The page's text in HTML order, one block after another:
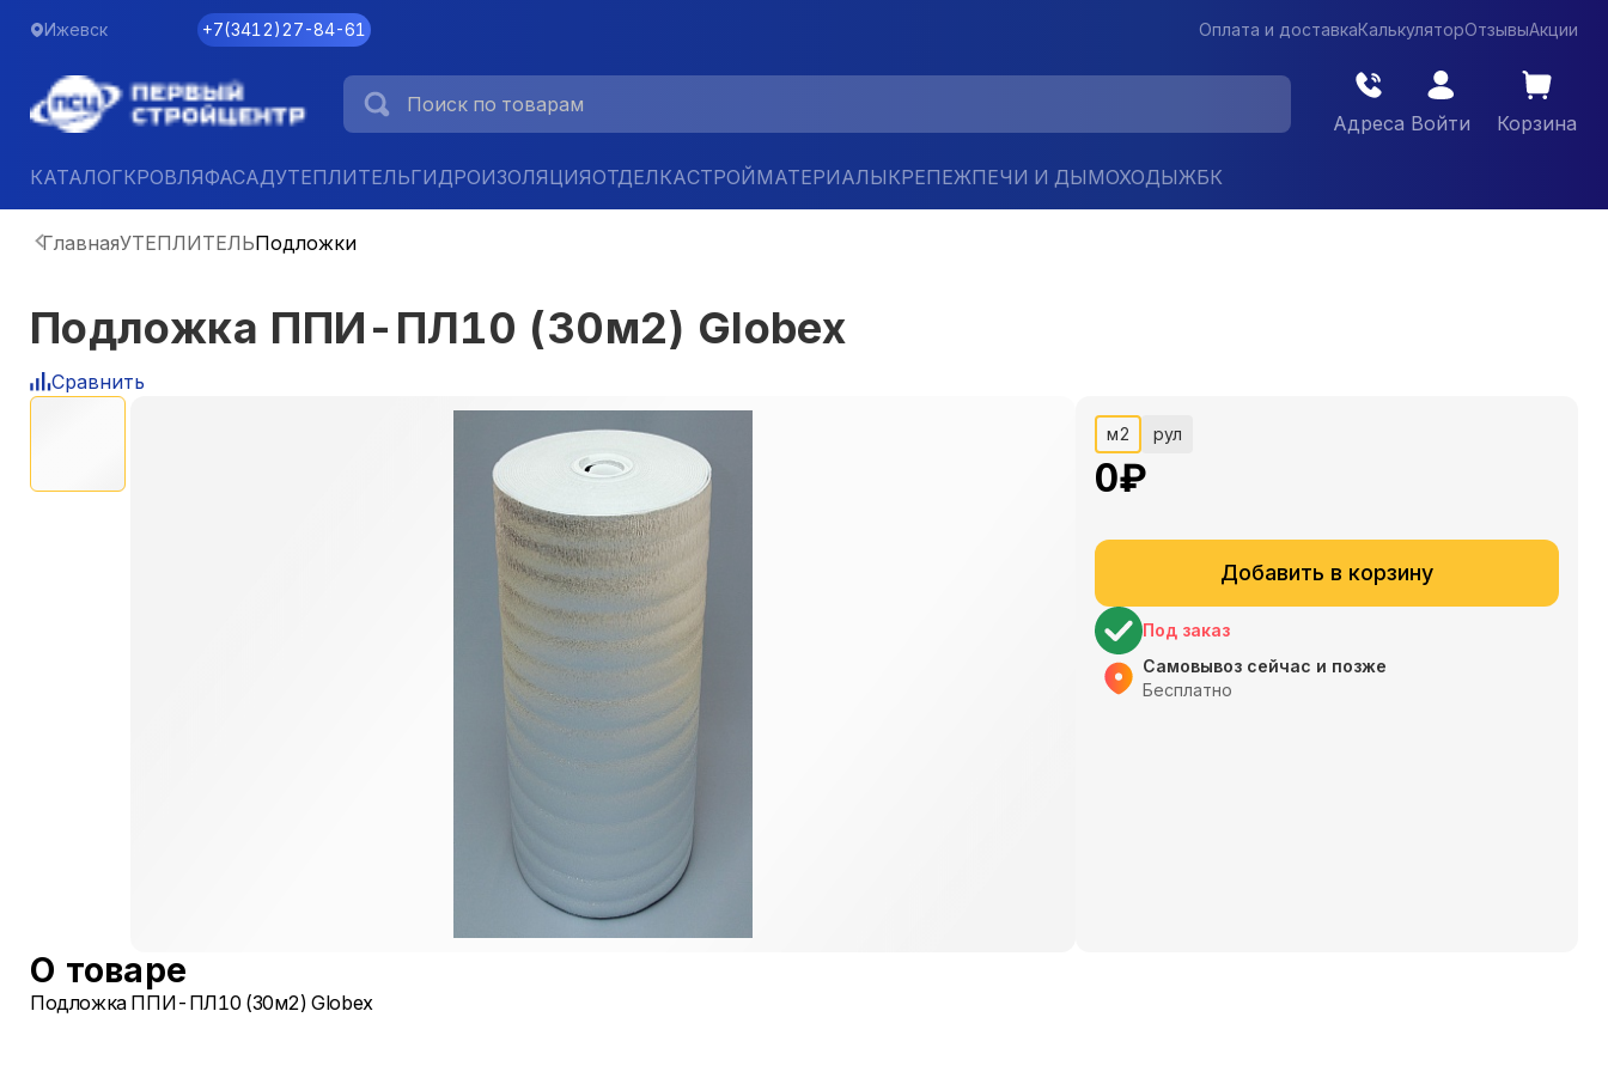
Ижевск +7(3412)27-84-61 Оплата и доставкаКалькуляторОтзывыАкции
Адреса Войти Корзина
КАТАЛОГКРОВЛЯФАСАДУТЕПЛИТЕЛЬГИДРОИЗОЛЯЦИЯОТДЕЛКАСТРОЙМАТЕРИАЛЫКРЕПЕЖПЕЧИ И ДЫМОХОДЫЖБК
ГлавнаяУТЕПЛИТЕЛЬПодложки
Подложка ППИ-ПЛ10 (30м2) Globex
Сравнить
м2 рул
0₽
Добавить в корзину
Под заказ
Самовывоз сейчас и позже
Бесплатно
О товаре
Подложка ППИ-ПЛ10 (30м2) Globex